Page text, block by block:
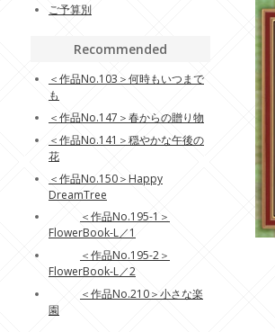
ご予算別
Recommended
＜作品No.103＞何時もいつまで
も
＜作品No.147＞春からの贈り物
＜作品No.141＞穏やかな午後の
花
＜作品No.150＞Happy
DreamTree
＜作品No.195-1＞
FlowerBook-L／1
＜作品No.195-2＞
FlowerBook-L／2
＜作品No.210＞小さな楽
園